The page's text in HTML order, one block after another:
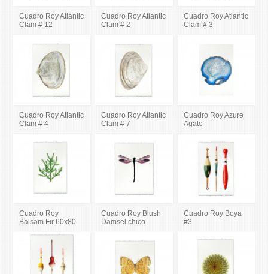
Cuadro Roy Atlantic
Clam # 12
Cuadro Roy Atlantic
Clam # 2
Cuadro Roy Atlantic
Clam # 3
Cuadro Roy Atlantic
Clam # 4
Cuadro Roy Atlantic
Clam # 7
Cuadro Roy Azure
Agate
Cuadro Roy
Balsam Fir 60x80
Cuadro Roy Blush
Damsel chico
Cuadro Roy Boya
#3